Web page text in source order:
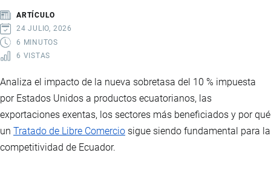
LAS
50.000
TONELADAS
2026
ARTÍCULO
24 JULIO, 2026
6 MINUTOS
6 VISTAS
Analiza el impacto de la nueva sobretasa del 10 % impuesta
por Estados Unidos a productos ecuatorianos, las
exportaciones exentas, los sectores más beneficiados y por qué
un Tratado de Libre Comercio sigue siendo fundamental para la
competitividad de Ecuador.